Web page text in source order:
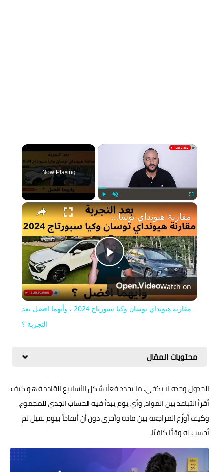
×
Play Unmute Fullscreen
Now Playing
Play
Video
مقارنة هيونداي توسان وكيا سبورتاج 2024 ، وأيهما افضل بعد التجربة ؟
Watch on
مقارنة هيونداي توسان وكيا سبورتاج 2024 ، وأيهما افضل بعد
التجربة ؟
محتويات المقال
الجدول وحده لا يكفي. ما يحدد فعلًا شكل الأسابيع القادمة هو كيف
أقرأ التباعد بين المواد، وأي يوم يبدأ فيه الحساب الجدي للمجموع،
وكيف أوزّع المراجعة بين مادة وأخرى دون أن أتفاجأ بيوم ثقيل لم
أحسب له وقتًا كافيًا.